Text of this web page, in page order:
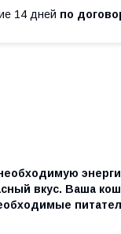
14 дней по
вкус. Ваша